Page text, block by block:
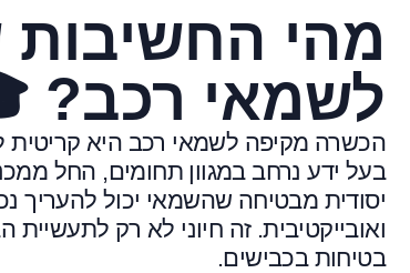
מהי
לשמאי רכב?
הכשרה מקיפה לשמאי רכב היא קריטית
בעל ידע נרחב במגוון תחומים, החל
יסודית מבטיחה שהשמאי יכול להעריך
ואובייקטיבית. זה חיוני לא רק
בטיחות בכבישים.